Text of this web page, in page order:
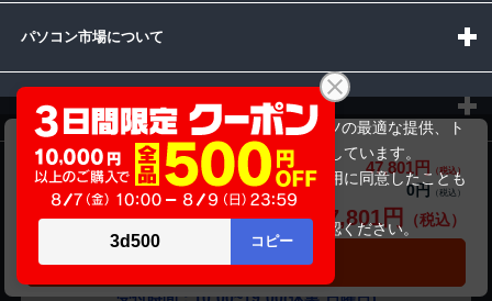
富士通 LIFEBOOK A579/A（第8世代CPU）
商品価格(税込) 47,801円
オプション小計価格(税込)
0円
商品合計価格(税込)
47,801円
カートに入れる
パソコン市場について
パソコン販売以外のサービス
お問い合わせ
当サイトでは利用体験の向上およびコンテンツの最適な提供、ト
ラフィックの分析を目的としてCookieを使用しています。
サイトの閲覧を継続された場合、Cookieの利用に同意したことも
のといたします。
をご確認ください。
承諾する